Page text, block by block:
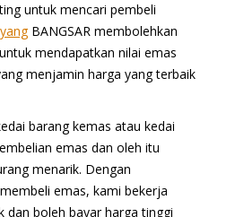
untuk mencari pembeli
BANGSAR membolehkan
mendapatkan nilai emas
menjamin harga yang terbaik
barang kemas atau kedai
emas dan oleh itu
menarik. Dengan
emas, kami bekerja
dan boleh bayar harga tinggi